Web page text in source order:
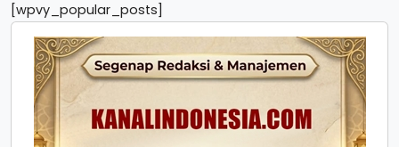
[wpvy_popular_posts]